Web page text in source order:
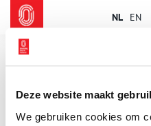
Deze website maakt
We gebruiken cookies om
NL EN